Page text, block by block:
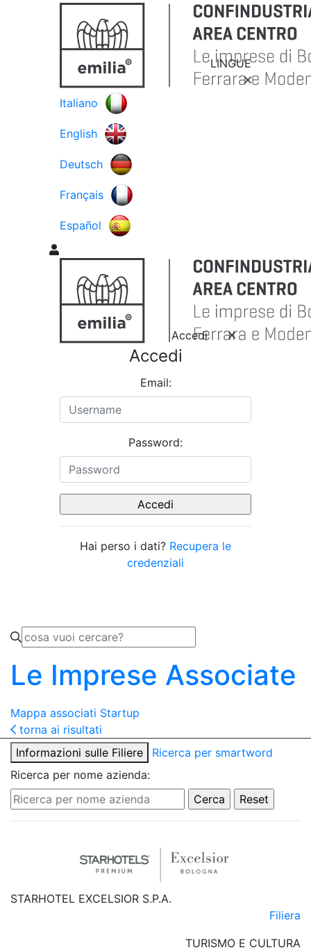
LINGUE
Italiano
English
Deutsch
Français
Español
Accedi
Accedi
Email:
Password:
Hai perso i dati? Recupera le
credenziali
Le Imprese Associate
Mappa associati Startup
torna ai risultati
Informazioni sulle Filiere
Ricerca per smartword
Ricerca per nome azienda:
STARHOTEL EXCELSIOR S.P.A.
Filiera
TURISMO E CULTURA